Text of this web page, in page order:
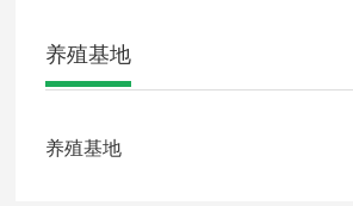
养殖基地
养殖基地